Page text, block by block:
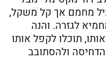
מחמם אך קל משקל,
לגזרה. והנה
תוכלו לקפל אותו
ולהסתובב